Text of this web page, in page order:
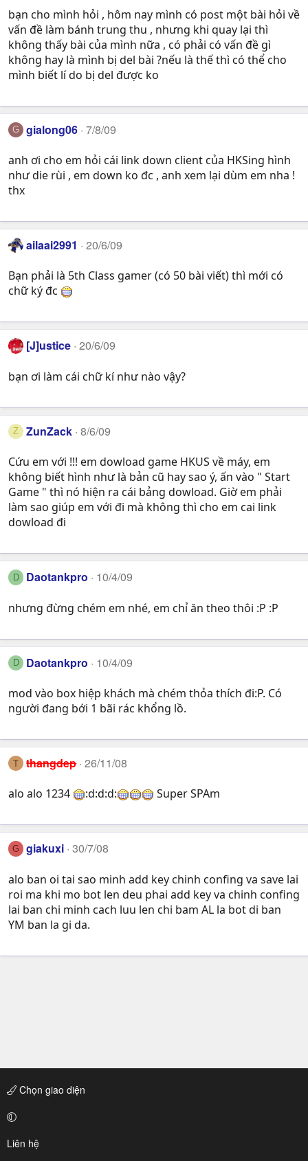
bạn cho mình hỏi , hôm nay mình có post một bài hỏi về
vấn đề làm bánh trung thu , nhưng khi quay lại thì
không thấy bài của mình nữa , có phải có vấn đề gì
không hay là mình bị del bài ?nếu là thế thì có thể cho
mình biết lí do bị del được ko
G gialong06 7/8/09
anh ơi cho em hỏi cái link down client của HKSing hình
như die rùi , em down ko đc , anh xem lại dùm em nha !
thx
ailaai2991 20/6/09
Bạn phải là 5th Class gamer (có 50 bài viết) thì mới có
chữ ký đc
[J]ustice 20/6/09
bạn ơi làm cái chữ kí như nào vậy?
Z ZunZack 8/6/09
Cứu em với !!! em dowload game HKUS về máy, em
không biết hình như là bản cũ hay sao ý, ấn vào " Start
Game " thì nó hiện ra cái bảng dowload. Giờ em phải
làm sao giúp em với đi mà không thì cho em cai link
dowload đi
D Daotankpro 10/4/09
nhưng đừng chém em nhé, em chỉ ăn theo thôi :P :P
D Daotankpro 10/4/09
mod vào box hiệp khách mà chém thỏa thích đi:P. Có
người đang bới 1 bãi rác khổng lồ.
T thangdep 26/11/08
alo alo 1234 :d:d:d: Super SPAm
G giakuxi 30/7/08
alo ban oi tai sao minh add key chinh confing va save lai
roi ma khi mo bot len deu phai add key va chinh confing
lai ban chi minh cach luu len chi bam AL la bot di ban
YM ban la gi da.
Chọn giao diện
Liên hệ